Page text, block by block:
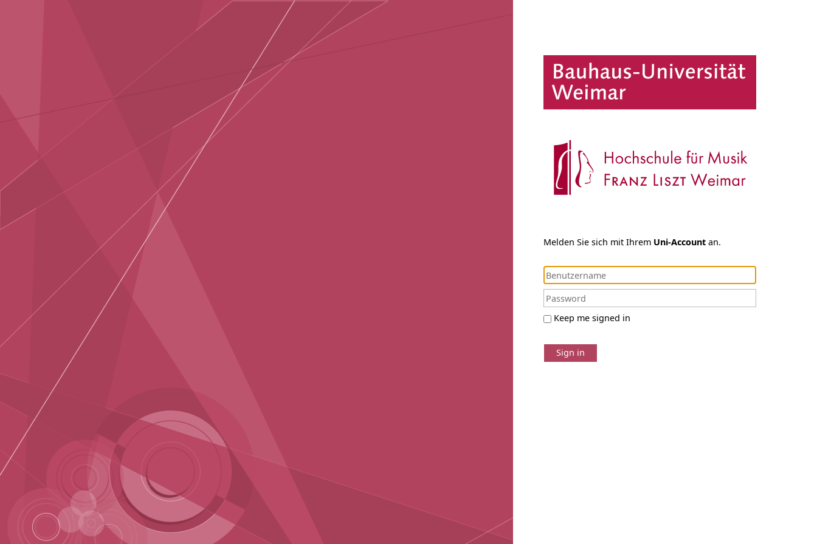
Melden Sie sich mit Ihrem Uni-Account an.
Keep me signed in
Sign in